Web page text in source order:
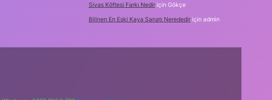
Sivas Köftesi Farkı Nediriçin Gökçe
Bilinen En Eski Kaya Sanatı Neredediriçin admin